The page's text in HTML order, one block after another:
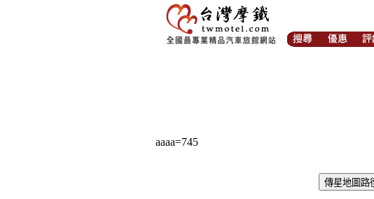
aaaa=745